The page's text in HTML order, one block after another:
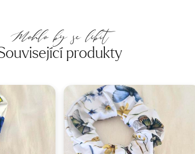
Mohlo by se líbit
produkty